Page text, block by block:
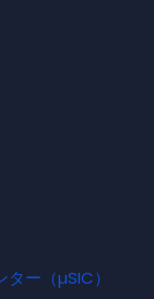
ー（µSIC）